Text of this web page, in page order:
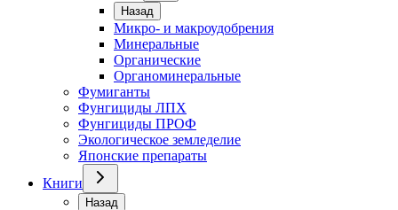
Назад
Микро- и макроудобрения
Минеральные
Органические
Органоминеральные
Фумиганты
Фунгициды ЛПХ
Фунгициды ПРОФ
Экологическое земледелие
Японские препараты
Книги
Назад